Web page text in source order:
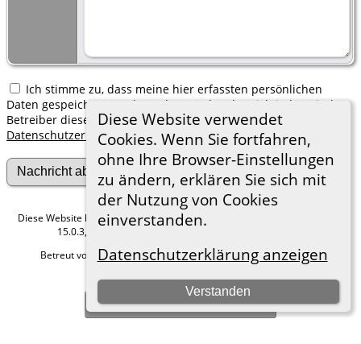
Diese Website verwendet
Cookies. Wenn Sie fortfahren,
ohne Ihre Browser-Einstellungen
zu ändern, erklären Sie sich mit
der Nutzung von Cookies
einverstanden.
Datenschutzerklärung anzeigen
Verstanden
Ich stimme zu, dass meine hier erfassten persönlichen
Daten gespeichert werden. Ich verstehe, dass ich jederzeit den
Betreiber dieser Website bitten kann, diese Daten zu löschen.
Datenschutzerklärung
Diese Website läuft mitThe Next Generation of Genealogy Sitebuilding
15.0.3, programmiert von Darrin Lythgoe © 2001-2026.
Betreut von
Roland zu Dortmund e.V.. |Datenschutzerklärung.
Hier geht es zum Impressum
Zur Desktop-Webseite wechseln